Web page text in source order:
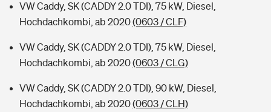
VW Caddy, SK (CADDY 2.0 TDI), 75 kW, Diesel,
Hochdachkombi, ab 2020(0603 / CLF)
VW Caddy, SK (CADDY 2.0 TDI), 75 kW, Diesel,
Hochdachkombi, ab 2020(0603 / CLG)
VW Caddy, SK (CADDY 2.0 TDI), 90 kW, Diesel,
Hochdachkombi, ab 2020(0603 / CLH)